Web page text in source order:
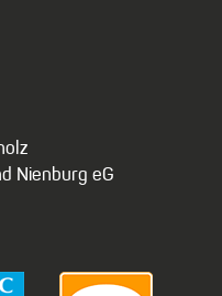
Nienburg eG